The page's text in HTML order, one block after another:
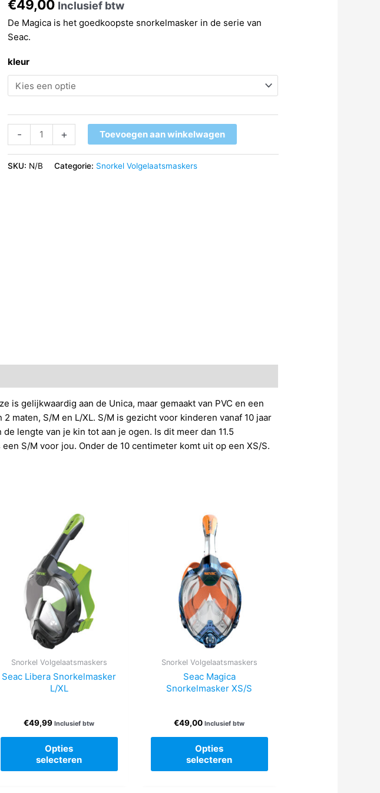
€49,00 Inclusief btw
De Magica is het goedkoopste snorkelmasker in de serie van
Seac.
kleur
-
Magica
Snorkelmasker
S/M
+ Toevoegen aan winkelwagen
SKU: N/B Categorie: Snorkel Volgelaatsmaskers
is gelijkwaardig aan de Unica, maar gemaakt van PVC en een
maten, S/M en L/XL. S/M is gezicht voor kinderen vanaf 10 jaar
lengte van je kin tot aan je ogen. Is dit meer dan 11.5
S/M voor jou. Onder de 10 centimeter komt uit op een XS/S.
Snorkel Volgelaatsmaskers
Seac Libera Snorkelmasker
L/XL
€49,99 Inclusief btw
Opties
selecteren
Dit
Snorkel Volgelaatsmaskers
Seac Magica
Snorkelmasker XS/S
€49,00 Inclusief btw
Opties
selecteren
Dit